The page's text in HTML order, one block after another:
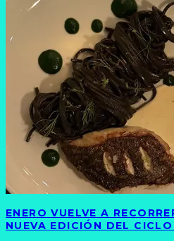
ENERO VUELVE A
NUEVA EDICIÓN DEL